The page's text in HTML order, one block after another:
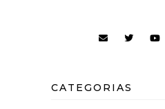
CATEGORIAS